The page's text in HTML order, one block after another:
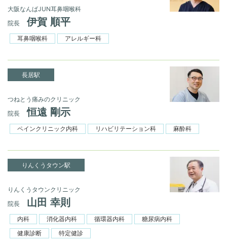
大阪なんばJUN耳鼻咽喉科
院長
伊賀 順平
耳鼻咽喉科 アレルギー科
長居駅
つねとう痛みのクリニック
院長
恒遠 剛示
ペインクリニック内科 リハビリテーション科 麻酔科
りんくうタウン駅
りんくうタウンクリニック
院長
山田 幸則
内科 消化器内科 循環器内科
糖尿病内科
健康診断
特定健診